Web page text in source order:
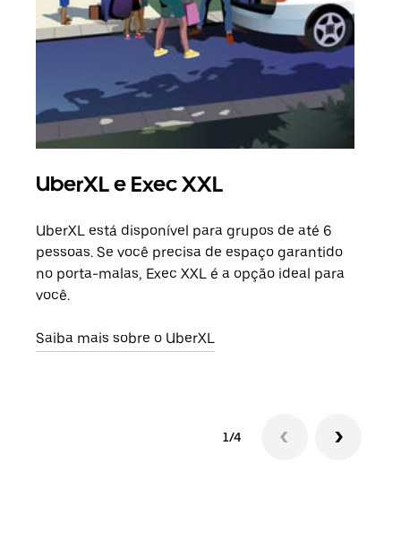
UberXL e Exec XXL
UberXL está disponível para grupos de até 6
pessoas. Se você precisa de espaço garantido
no porta-malas, Exec XXL é a opção ideal para
você.
Saiba mais sobre o UberXL
1/4